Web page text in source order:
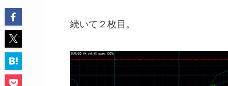
続いて２枚目。